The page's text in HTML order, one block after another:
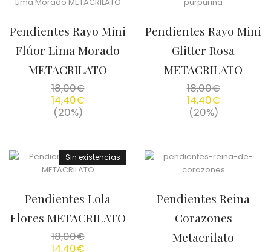
Pendientes Rayo Mini
Flúor Lima Morado
METACRILATO
18,00€
14,40€
(20%)
Pendientes Rayo Mini
Glitter Rosa
METACRILATO
18,00€
14,40€
(20%)
Sin existencias
Pendientes Lola
Flores METACRILATO
18,00€
14,40€
Pendientes Reina
Corazones
Metacrilato